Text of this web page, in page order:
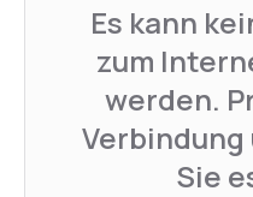
Es kann
zum
werden.
Sie